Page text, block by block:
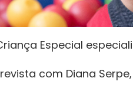
Especial
com Diana